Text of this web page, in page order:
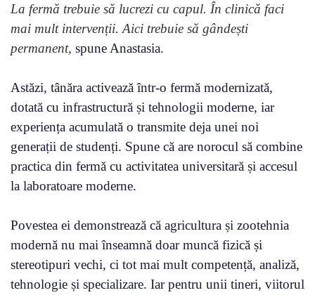
La fermă trebuie să lucrezi cu capul. În clinică faci
mai mult intervenții. Aici trebuie să gândești
permanent, spune Anastasia.
Astăzi, tânăra activează într-o fermă modernizată,
dotată cu infrastructură și tehnologii moderne, iar
experiența acumulată o transmite deja unei noi
generații de studenți. Spune că are norocul să combine
practica din fermă cu activitatea universitară și accesul
la laboratoare moderne.
Povestea ei demonstrează că agricultura și zootehnia
modernă nu mai înseamnă doar muncă fizică și
stereotipuri vechi, ci tot mai mult competență, analiză,
tehnologie și specializare. Iar pentru unii tineri, viitorul